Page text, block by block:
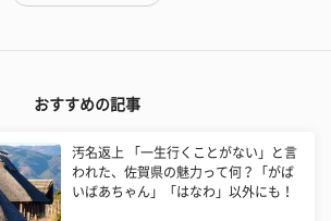
おすすめの記事
汚名返上 「一生行くことがない」と言
われた、佐賀県の魅力って何？「がば
いばあちゃん」「はなわ」以外にも！